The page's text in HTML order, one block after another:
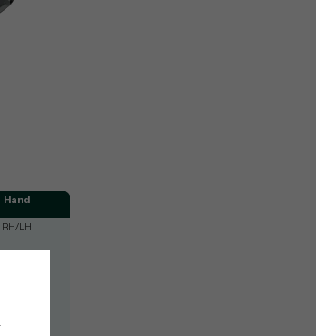
Hand
RH/LH